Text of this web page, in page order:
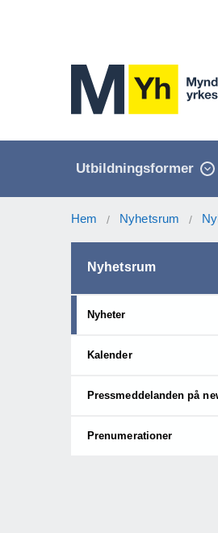
Utbildningsformer
Hem / Nyhetsrum /
Nyhetsrum
Nyheter
Kalender
Pressmeddelanden på
Prenumerationer